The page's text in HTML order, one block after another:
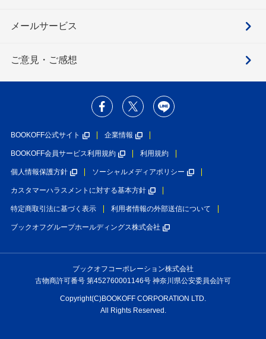
メールサービス
ご意見・ご感想
BOOKOFF公式サイト 企業情報
BOOKOFF会員サービス利用規約 利用規約
個人情報保護方針 ソーシャルメディアポリシー
カスタマーハラスメントに対する基本方針
特定商取引法に基づく表示 利用者情報の外部送信について
ブックオフグループホールディングス株式会社
ブックオフコーポレーション株式会社
古物商許可番号 第452760001146号 神奈川県公安委員会許可
Copyright(C)BOOKOFF CORPORATION LTD.
All Rights Reserved.